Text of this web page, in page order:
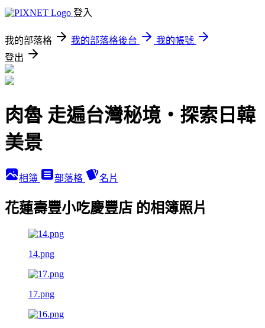
登入
我的部落格 我的部落格後台
我的帳號
登出
肉魯 走遍台灣秘境・探索日韓
美景
相簿 部落格 名片
花蓮壽豐小吃慶豐店 的相簿照片
14.png
17.png